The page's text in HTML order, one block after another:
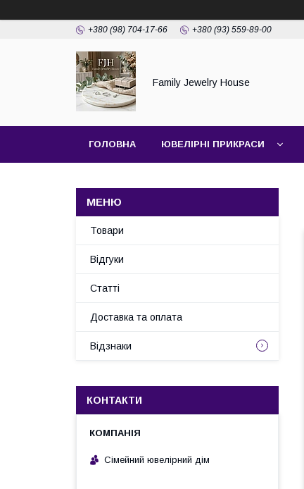
+380 (98) 704-17-66 +380 (93) 559-89-00
Family Jewelry House
ГОЛОВНА ЮВЕЛІРНІ ПРИКРАСИ
Товари
Відгуки
Статті
Доставка та оплата
Відзнаки
КОНТАКТИ
Сімейний ювелірний дім